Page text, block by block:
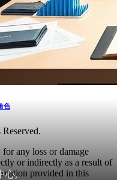
心,
色
any loss or damage
or indirectly as a result of
provided in this